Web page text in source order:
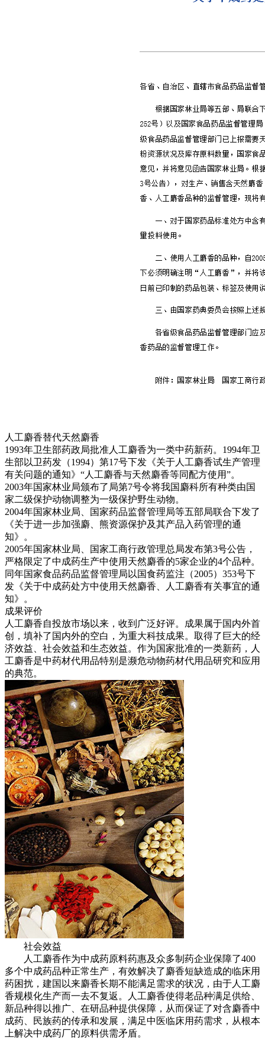
人工麝香替代天然麝香
1993年卫生部药政局批准人工麝香为一类中药新药。1994年卫
生部以卫药发（1994）第17号下发《关于人工麝香试生产管理
有关问题的通知》“人工麝香与天然麝香等同配方使用”。
2003年国家林业局颁布了局第7号令将我国麝科所有种类由国
家二级保护动物调整为一级保护野生动物。
2004年国家林业局、国家药品监督管理局等五部局联合下发了
《关于进一步加强麝、熊资源保护及其产品入药管理的通
知》。
2005年国家林业局、国家工商行政管理总局发布第3号公告，
严格限定了中成药生产中使用天然麝香的5家企业的4个品种。
同年国家食品药品监督管理局以国食药监注（2005）353号下
发《关于中成药处方中使用天然麝香、人工麝香有关事宜的通
知》。
成果评价
人工麝香自投放市场以来，收到广泛好评。成果属于国内外首
创，填补了国内外的空白，为重大科技成果。取得了巨大的经
济效益、社会效益和生态效益。作为国家批准的一类新药，人
工麝香是中药材代用品特别是濒危动物药材代用品研究和应用
的典范。
社会效益
人工麝香作为中成药原料药惠及众多制药企业保障了400
多个中成药品种正常生产，有效解决了麝香短缺造成的临床用
药困扰，建国以来麝香长期不能满足需求的状况，由于人工麝
香规模化生产而一去不复返。人工麝香使得老品种满足供给、
新品种得以推广、在研品种提供保障，从而保证了对含麝香中
成药、民族药的传承和发展，满足中医临床用药需求，从根本
上解决中成药厂的原料供需矛盾。